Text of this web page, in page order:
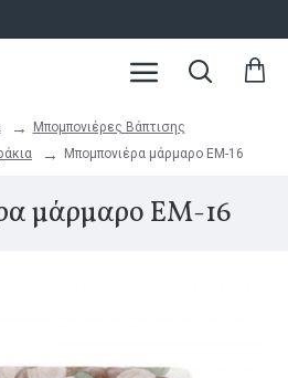
Μπομπονιέρες Βάπτισης
Μπομπονιέρα μάρμαρο ΕΜ-16
μάρμαρο ΕΜ-16